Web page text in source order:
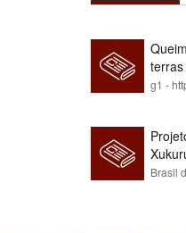
g1 -
Brasil